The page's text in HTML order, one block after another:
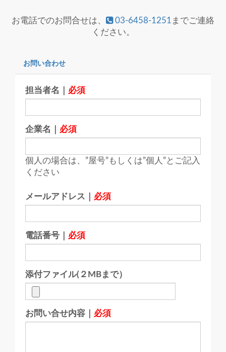
お電話でのお問合せは、 03-6458-1251 までご連絡
ください。
お問い合わせ
担当者名｜ 必須
企業名｜ 必須
個人の場合は、”屋号”もしくは”個人”とご記入
ください
メールアドレス｜ 必須
電話番号｜ 必須
添付ファイル(２MBまで）
お問い合せ内容｜ 必須